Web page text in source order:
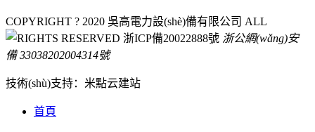
COPYRIGHT ? 2020 吳高電力設(shè)備有限公司 ALL
RIGHTS RESERVED 浙ICP備20022888號 浙公網(wǎng)安
備 33038202004314號
技術(shù)支持：米點云建站
首頁